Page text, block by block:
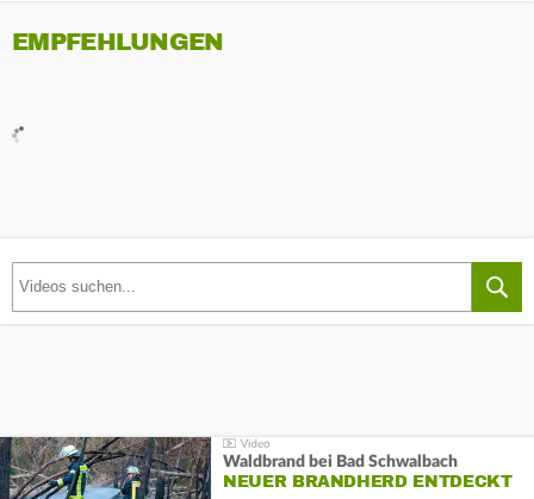
EMPFEHLUNGEN
Waldbrand bei Bad Schwalbach
NEUER BRANDHERD ENTDECKT